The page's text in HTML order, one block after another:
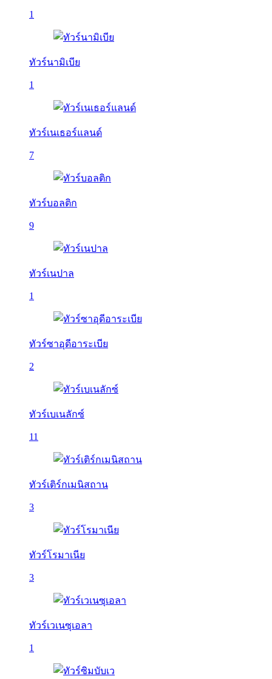
1
ทัวร์นามิเบีย
1
ทัวร์เนเธอร์แลนด์
7
ทัวร์บอลติก
9
ทัวร์เนปาล
1
ทัวร์ซาอุดีอาระเบีย
2
ทัวร์เบเนลักซ์
11
ทัวร์เติร์กเมนิสถาน
3
ทัวร์โรมาเนีย
3
ทัวร์เวเนซุเอลา
1